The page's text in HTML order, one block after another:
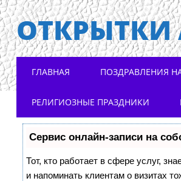
Main menu
ГЛАВНАЯ ПОЗДРАВЛЕНИЯ
РЕЛИГИОЗНЫЕ ПРАЗДНИКИ
Сервис онлайн-записи на
Тот, кто работает в сфере услуг,
и напоминать клиентам о визитах